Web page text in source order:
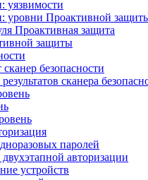
уязвимости
уровни Проактивной
Проактивная защита
защиты
безопасности
сканера
паролей
авторизации
устройств